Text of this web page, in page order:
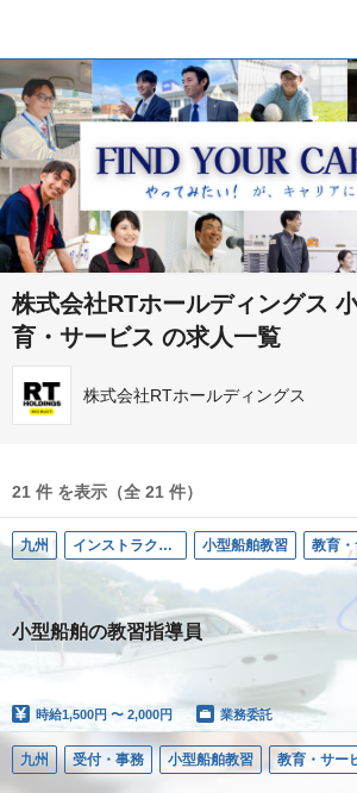
株式会社RTホールディングス
育・サービス の求人一覧
株式会社RTホールディングス
21 件 を表示（全 21 件）
九州 インストラクター／小型船舶 小型船舶教習 教育
小型船舶の教習指導員
時給1,500円 〜 2,000円 業務委託
九州 受付・事務 小型船舶教習 教育・サー